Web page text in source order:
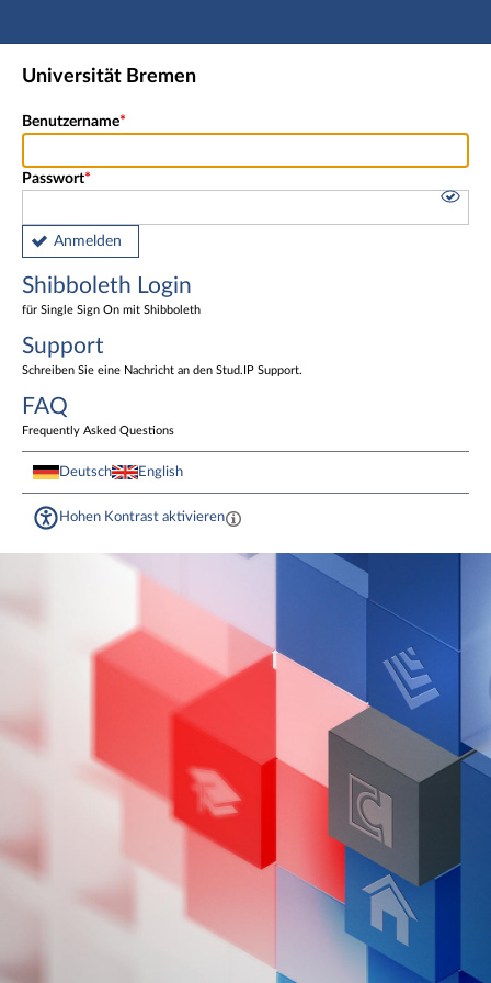
Hauptnavigation
Shibboleth Login
Universität Bremen
Benutzername
Passwort
Anmelden
Shibboleth Login
für Single Sign On mit Shibboleth
Support
Schreiben Sie eine Nachricht an den Stud.IP Support.
FAQ
Frequently Asked Questions
Deutsch English
Hohen Kontrast aktivieren